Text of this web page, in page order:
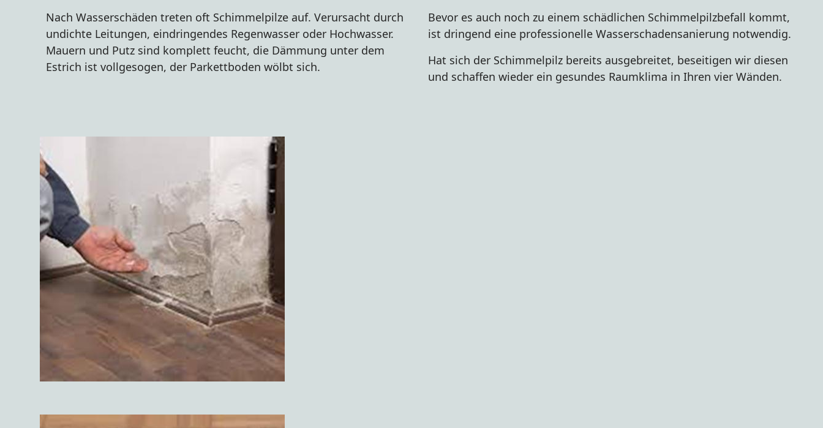
Nach Wasserschäden treten oft Schimmelpilze auf. Verursacht durch
undichte Leitungen, eindringendes Regenwasser oder Hochwasser.
Mauern und Putz sind komplett feucht, die Dämmung unter dem
Estrich ist vollgesogen, der Parkettboden wölbt sich.
Bevor es auch noch zu einem schädlichen Schimmelpilzbefall kommt,
ist dringend eine professionelle Wasserschadensanierung notwendig.
Hat sich der Schimmelpilz bereits ausgebreitet, beseitigen wir diesen
und schaffen wieder ein gesundes Raumklima in Ihren vier Wänden.